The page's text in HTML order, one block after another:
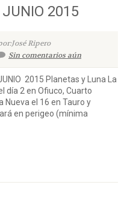
2015
Ripero
Sin comentarios aún
2015 Planetas y Luna La
día 2 en Ofiuco, Cuarto
Nueva el 16 en Tauro y
en perigeo (mínima